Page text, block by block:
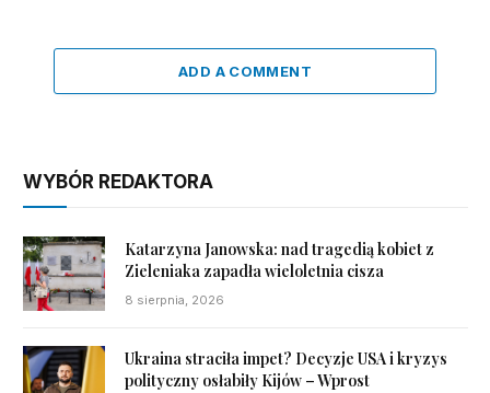
ADD A COMMENT
WYBÓR REDAKTORA
Katarzyna Janowska: nad tragedią kobiet z
Zieleniaka zapadła wieloletnia cisza
8 sierpnia, 2026
Ukraina straciła impet? Decyzje USA i kryzys
polityczny osłabiły Kijów – Wprost